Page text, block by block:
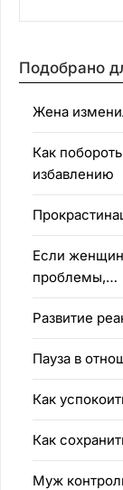
Подобрано
Жена
Как
избавлению
Если
проблемы,…
Развитие
Пауза в
Как
Как
Муж